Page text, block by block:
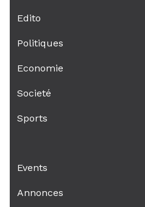
Edito
Politiques
Economie
Societé
Sports
Events
Annonces